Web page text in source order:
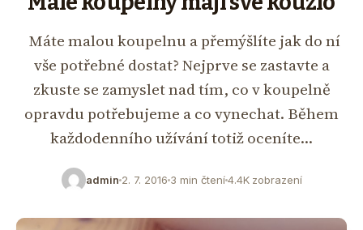
Máte malou koupelnu a přemýšlíte jak do ní
vše potřebné dostat? Nejprve se zastavte a
zkuste se zamyslet nad tím, co v koupelně
opravdu potřebujeme a co vynechat. Během
každodenního užívání totiž oceníte…
admin 2. 7. 2016 3 min čtení4.4K zobrazení